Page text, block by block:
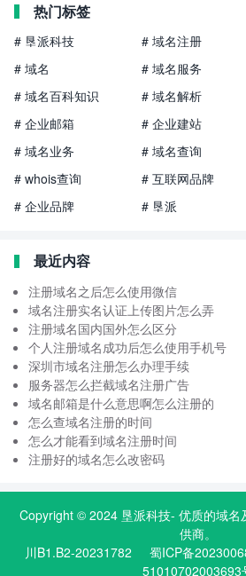
热门标签
# 垦派科技 # 域名注册
# 域名
# 域名服务
# 域名百科知识
# 域名解析
# 企业邮箱
# 企业建站
# 域名业务
# 域名查询
# whois查询
# 互联网品牌
# 企业品牌
# 垦派
最近内容
注册域名之后怎么使用微信
域名注册实名认证上传图片怎么弄
注册域名国内国外怎么区分
个人注册域名成功后怎么使用手机号
深圳市域名注册怎么办理手续
服务器怎么拦截域名注册广告
域名邮箱是什么意思啊怎么注册的
怎么查域名注册的时间
怎么才能看到域名注册时间
注册好的域名怎么改密码
Copyright © 2024 垦派科技- 优质的域名
供商。
川B1.B2-20231782
蜀ICP备
51010702003693